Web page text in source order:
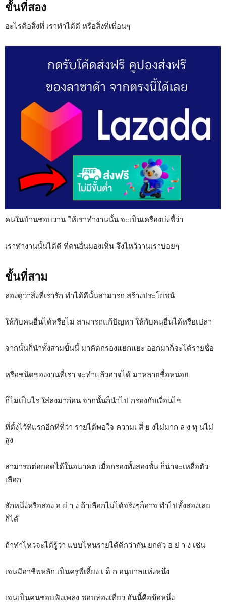
ขั้นที่สอง
อะไรคือสิ่งที่ เราทำได้ดี หรือสิ่งที่เพื่อนๆ
คนในบ้านชอบวาน ให้เราทำงานนั้น จะเป็นเครื่องบ่งชี้ว่า
เราทำงานนั้นได้ดี ที่คนอื่นมองเห็น จึงไหว้วานเราบ่อยๆ
ขั้นที่สาม
ลองดูว่าสิ่งที่เรารัก ทำได้ดีนั้นสามารถ สร้างประโยชน์
ให้กับคนอื่นได้หรือไม่ สามารถแก้ปัญหา ให้กับคนอื่นได้หรือเปล่า
จากนั้นก็นำทั้งสามขั้นนี้ มาคัดกรองแยกแยะ ออกมาก็จะได้รายชื่อ
หรือชนิดของงานที่เรา จะทำแล้วอาจได้ มาหลายชื่อหน่อย
ก็ไม่เป็นไร ใส่ลงมาก่อน จากนั้นก็นำไป กรองกับเงื่อนไข
ที่ตั้งไว้ทีแรกอีกทีที่ว่า รายได้พอใจ ความเ สี่ ย งไม่มาก ล ง ทุ นไม่
สูง
สามารถต่อยอดได้ในอนาคต เมื่อกรองทั้งสองชั้น ก็น่าจะเหลือตัว
เลือก
สักหนึ่งหรือสอง อ ย่ า ง ถ้าเลือกไม่ได้จริงๆก็อาจ ทำไปทั้งสองเลย
ก็ได้
ถ้าทำไหวจะได้รู้ว่า แบบไหนรายได้ดีกว่ากัน ยกตัว อ ย่ า ง เช่น
เจนมีอาชีพหลัก เป็นครูพี่เลี้ยง เ ด็ ก อนุบาลแห่งหนึ่ง
เจนเป็นคนชอบฟังเพลง ชอบท่องเที่ยว อันนี้คือข้อหนึ่ง